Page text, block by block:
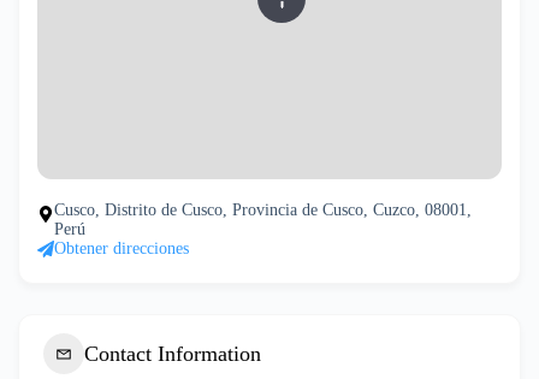
Cusco, Distrito de Cusco, Provincia de Cusco, Cuzco, 08001,
Perú
Obtener direcciones
Contact Information